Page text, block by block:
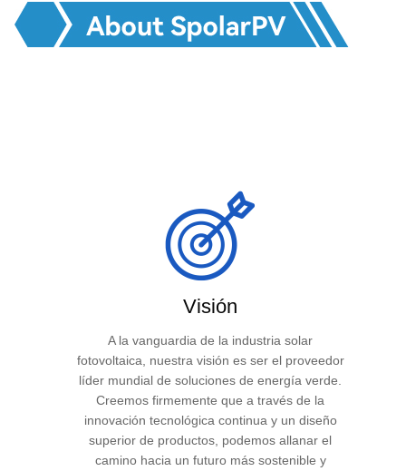
Visión
A la vanguardia de la industria solar
fotovoltaica, nuestra visión es ser el proveedor
líder mundial de soluciones de energía verde.
Creemos firmemente que a través de la
innovación tecnológica continua y un diseño
superior de productos, podemos allanar el
camino hacia un futuro más sostenible y